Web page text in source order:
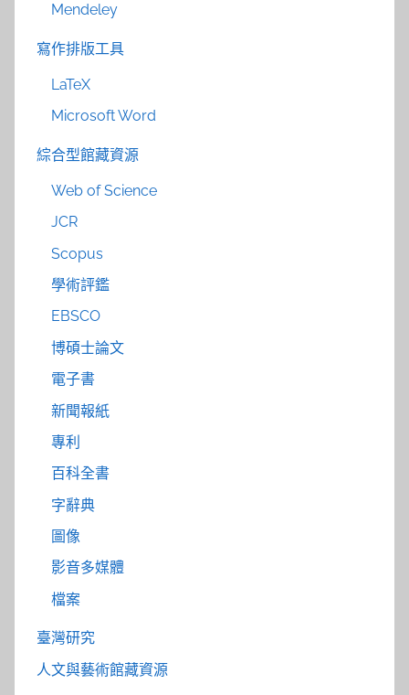
Mendeley
寫作排版工具
LaTeX
Microsoft Word
綜合型館藏資源
Web of Science
JCR
Scopus
學術評鑑
EBSCO
博碩士論文
電子書
新聞報紙
專利
百科全書
字辭典
圖像
影音多媒體
檔案
臺灣研究
人文與藝術館藏資源